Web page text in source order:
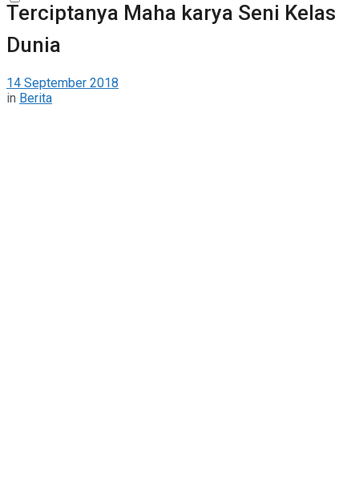
Terciptanya Maha karya Seni Kelas
Dunia
14 September 2018
in Berita